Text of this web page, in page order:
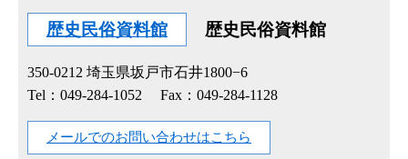
歴史民俗資料館 歴史民俗資料館
350-0212 埼玉県坂戸市石井1800−6
Tel：049-284-1052
Fax：049-284-1128
メールでのお問い合わせはこちら